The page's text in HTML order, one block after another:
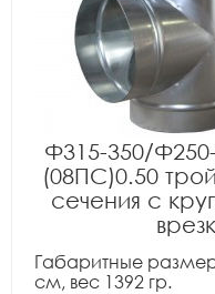
Ф315-350/
(08ПС)0.50
сечения с
Габаритные
см, вес 1392 гр.